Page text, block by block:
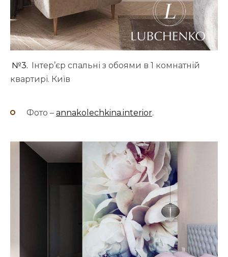
№3.
Інтер’єр спальні з обоями в 1 комнатній
квартирі. Київ
Фото – annakolechkina.interior.